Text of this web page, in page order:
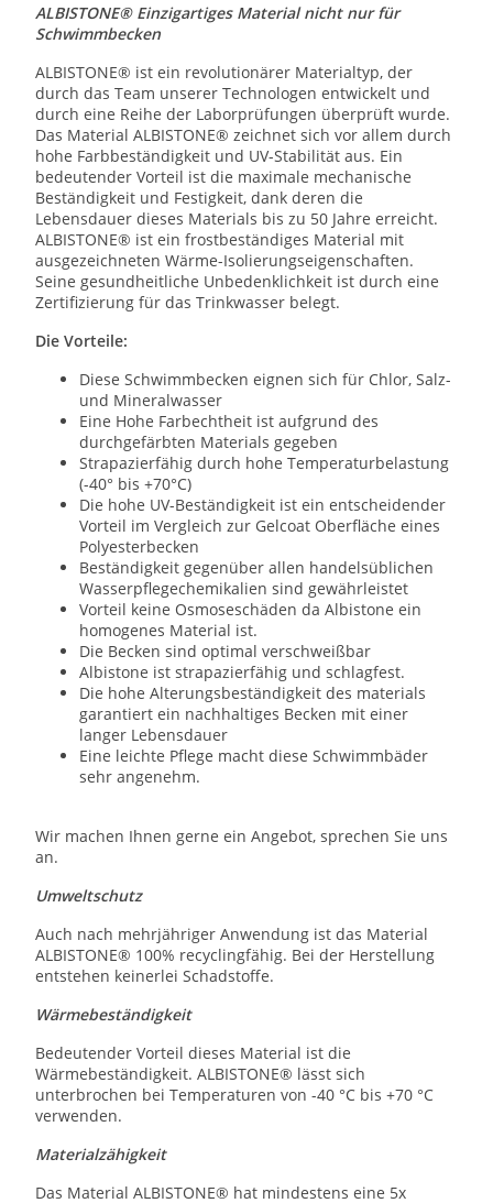
ALBISTONE® Einzigartiges Material nicht nur für
Schwimmbecken
ALBISTONE® ist ein revolutionärer Materialtyp, der
durch das Team unserer Technologen entwickelt und
durch eine Reihe der Laborprüfungen überprüft wurde.
Das Material ALBISTONE® zeichnet sich vor allem durch
hohe Farbbeständigkeit und UV-Stabilität aus. Ein
bedeutender Vorteil ist die maximale mechanische
Beständigkeit und Festigkeit, dank deren die
Lebensdauer dieses Materials bis zu 50 Jahre erreicht.
ALBISTONE® ist ein frostbeständiges Material mit
ausgezeichneten Wärme-Isolierungseigenschaften.
Seine gesundheitliche Unbedenklichkeit ist durch eine
Zertifizierung für das Trinkwasser belegt.
Die Vorteile:
Diese Schwimmbecken eignen sich für Chlor, Salz-
und Mineralwasser
Eine Hohe Farbechtheit ist aufgrund des
durchgefärbten Materials gegeben
Strapazierfähig durch hohe Temperaturbelastung
(-40° bis +70°C)
Die hohe UV-Beständigkeit ist ein entscheidender
Vorteil im Vergleich zur Gelcoat Oberfläche eines
Polyesterbecken
Beständigkeit gegenüber allen handelsüblichen
Wasserpflegechemikalien sind gewährleistet
Vorteil keine Osmoseschäden da Albistone ein
homogenes Material ist.
Die Becken sind optimal verschweißbar
Albistone ist strapazierfähig und schlagfest.
Die hohe Alterungsbeständigkeit des materials
garantiert ein nachhaltiges Becken mit einer
langer Lebensdauer
Eine leichte Pflege macht diese Schwimmbäder
sehr angenehm.
Wir machen Ihnen gerne ein Angebot, sprechen Sie uns
an.
Umweltschutz
Auch nach mehrjähriger Anwendung ist das Material
ALBISTONE® 100% recyclingfähig. Bei der Herstellung
entstehen keinerlei Schadstoffe.
Wärmebeständigkeit
Bedeutender Vorteil dieses Material ist die
Wärmebeständigkeit. ALBISTONE® lässt sich
unterbrochen bei Temperaturen von -40 °C bis +70 °C
verwenden.
Materialzähigkeit
Das Material ALBISTONE® hat mindestens eine 5x